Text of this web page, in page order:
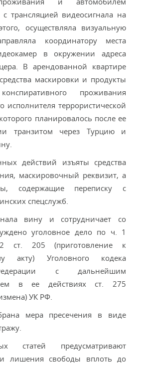
трансляцией видеосигнала на
осуществляла визуальную
координатору места
в окружении адреса
В арендованной квартире
маскировки и продукты
проживания
исполнителя террористической
планировалось после ее
транзитом через Турцию и
действий изъяты средства
маскировочный реквизит, а
содержащие переписку с
спецслужб.
вину и сотрудничает со
уголовное дело по ч. 1
205 (приготовление к
акту) Уголовного кодека
с дальнейшим
в ее действиях ст. 275
УК РФ.
мера пресечения в виде
статей предусматривают
лишения свободы вплоть до